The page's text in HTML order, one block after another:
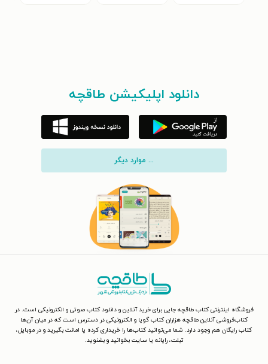
دانلود اپلیکیشن طاقچه
... موارد دیگر
فروشگاه اینترنتی کتاب طاقچه جایی برای خرید آنلاین و دانلود کتاب صوتی و الکترونیکی است. در
کتاب‌فروشی آنلاین طاقچه هزاران کتاب گویا و الکترونیکی در دسترس است که در میان آن‌ها
کتاب رایگان هم وجود دارد. شما می‌توانید کتاب‌ها را خریداری کرده یا امانت بگیرید و در موبایل،
تبلت، رایانه یا سایت بخوانید و بشنوید.